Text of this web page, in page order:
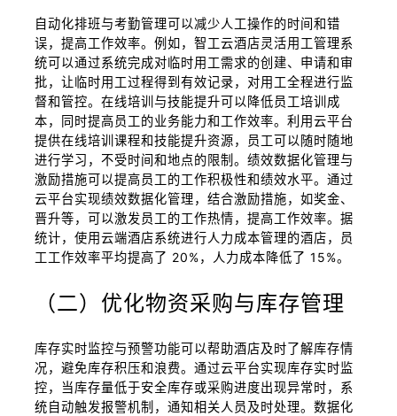
自动化排班与考勤管理可以减少人工操作的时间和错
误，提高工作效率。例如，智工云酒店灵活用工管理系
统可以通过系统完成对临时用工需求的创建、申请和审
批，让临时用工过程得到有效记录，对用工全程进行监
督和管控。在线培训与技能提升可以降低员工培训成
本，同时提高员工的业务能力和工作效率。利用云平台
提供在线培训课程和技能提升资源，员工可以随时随地
进行学习，不受时间和地点的限制。绩效数据化管理与
激励措施可以提高员工的工作积极性和绩效水平。通过
云平台实现绩效数据化管理，结合激励措施，如奖金、
晋升等，可以激发员工的工作热情，提高工作效率。据
统计，使用云端酒店系统进行人力成本管理的酒店，员
工工作效率平均提高了 20%，人力成本降低了 15%。
（二）优化物资采购与库存管理
库存实时监控与预警功能可以帮助酒店及时了解库存情
况，避免库存积压和浪费。通过云平台实现库存实时监
控，当库存量低于安全库存或采购进度出现异常时，系
统自动触发报警机制，通知相关人员及时处理。数据化